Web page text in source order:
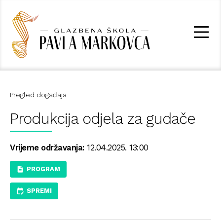
Pregled događaja
Produkcija odjela za gudače
Vrijeme održavanja:12.04.2025. 13:00
PROGRAM
SPREMI